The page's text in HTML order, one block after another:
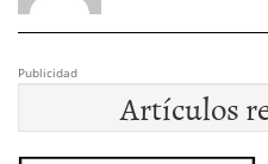
Publicidad
Artículos